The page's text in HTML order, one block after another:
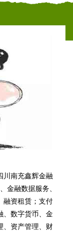
川南充鑫辉金融
金融数据服务、
融资租赁；支付
、数字货币、金
、资产管理、财